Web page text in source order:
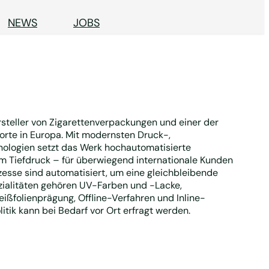
NEWS JOBS
von Zigarettenverpackungen und einer der
in Europa. Mit modernsten Druck-,
setzt das Werk hochautomatisierte
Tiefdruck – für überwiegend internationale Kunden
sind automatisiert, um eine gleichbleibende
gehören UV-Farben und -Lacke,
Offline-Verfahren und Inline-
kann bei Bedarf vor Ort erfragt werden.